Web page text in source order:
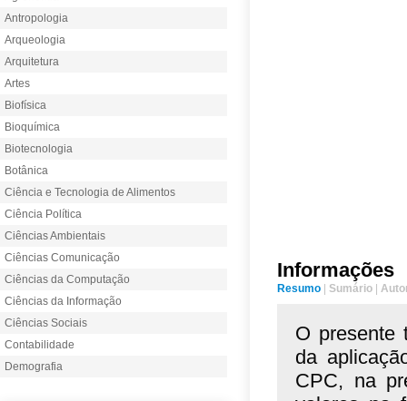
Antropologia
Arqueologia
Arquitetura
Artes
Biofísica
Bioquímica
Biotecnologia
Botânica
Ciência e Tecnologia de Alimentos
Ciência Política
Ciências Ambientais
Ciências Comunicação
Ciências da Computação
Ciências da Informação
Ciências Sociais
Contabilidade
Demografia
Informações
Resumo Sumário
O presente
da
CPC, na